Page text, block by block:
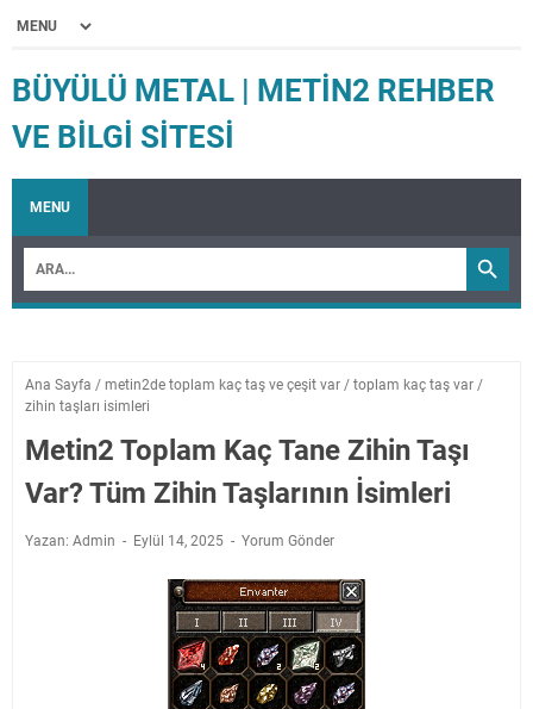
BÜYÜLÜ METAL | METIN2 REHBER
VE BILGI SITESI
MENU
Ana Sayfa / metin2de toplam kaç taş ve çeşit var / toplam kaç taş var /
zihin taşları isimleri
Metin2 Toplam Kaç Tane Zihin Taşı
Var? Tüm Zihin Taşlarının İsimleri
Yazan: Admin Eylül 14, 2025 Yorum Gönder